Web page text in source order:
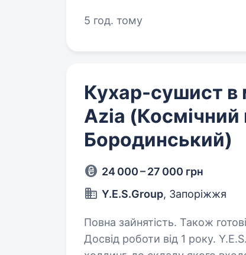
5 год. тому
Кухар-сушист
Azia
Бородинський)
24 000 – 27 000 грн
Y.E.S.Group, Запоріжжя
Повна зайнятість. Також
Досвід роботи від 1 року. Y.E.S. Group — це сучасний гастрономічний